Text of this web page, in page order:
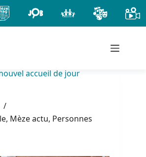
accueil de jour
, Mèze actu, Personnes